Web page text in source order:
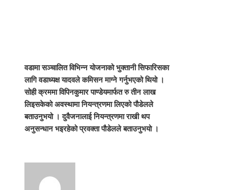
वडामा सञ्चालित विभिन्न योजनाको भुक्तानी सिफारिसका
लागि वडाध्यक्ष यादवले कमिसन माग्ने गर्नुभएको थियो ।
सोही क्रममा विपिनकुमार पाण्डेयमार्फत रु तीन लाख
लिइसकेको अवस्थामा नियन्त्रणमा लिएको पौडेलले
बताउनुभयो । दुवैजनालाई नियन्त्रणमा राखी थप
अनुसन्धान भइरहेको प्रवक्ता पौडेलले बताउनुभयो ।